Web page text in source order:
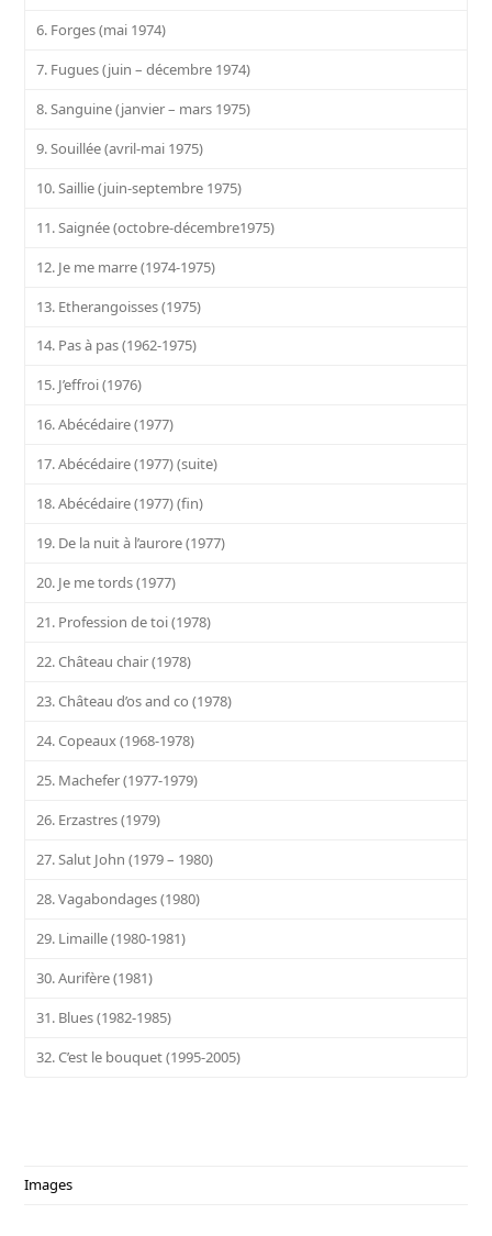
6. Forges (mai 1974)
7. Fugues (juin – décembre 1974)
8. Sanguine (janvier – mars 1975)
9. Souillée (avril-mai 1975)
10. Saillie (juin-septembre 1975)
11. Saignée (octobre-décembre1975)
12. Je me marre (1974-1975)
13. Etherangoisses (1975)
14. Pas à pas (1962-1975)
15. J’effroi (1976)
16. Abécédaire (1977)
17. Abécédaire (1977) (suite)
18. Abécédaire (1977) (fin)
19. De la nuit à l’aurore (1977)
20. Je me tords (1977)
21. Profession de toi (1978)
22. Château chair (1978)
23. Château d’os and co (1978)
24. Copeaux (1968-1978)
25. Machefer (1977-1979)
26. Erzastres (1979)
27. Salut John (1979 – 1980)
28. Vagabondages (1980)
29. Limaille (1980-1981)
30. Aurifère (1981)
31. Blues (1982-1985)
32. C’est le bouquet (1995-2005)
Images